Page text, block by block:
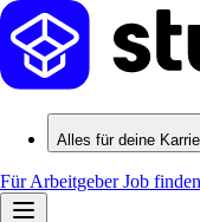
Alles für deine
Für ArbeitgeberJob finden